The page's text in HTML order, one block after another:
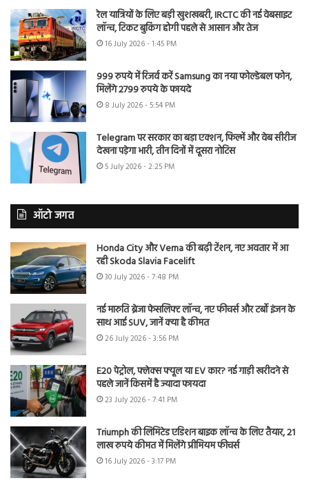
रेल यात्रियों के लिए बड़ी खुशखबरी, IRCTC की नई वेबसाइट
लॉन्च, टिकट बुकिंग होगी पहले से आसान और तेज
16 July 2026 - 1:45 PM
999 रुपये में रिजर्व करें Samsung का नया फोल्डेबल फोन,
मिलेंगे 2799 रुपये के फायदे
8 July 2026 - 5:54 PM
Telegram पर सरकार का बड़ा एक्शन, फिल्में और वेब सीरीज
देखना पड़ेगा भारी, तीन दिनों में दूसरा नोटिस
5 July 2026 - 2:25 PM
ऑटो जगत
Honda City और Verna की बढ़ी टेंशन, नए अवतार में आ
रही Skoda Slavia Facelift
30 July 2026 - 7:48 PM
नई मारुति ब्रेजा फेसलिफ्ट लॉन्च, नए फीचर्स और टर्बो इंजन के
साथ आई SUV, जानें क्या है कीमत
26 July 2026 - 3:56 PM
E20 पेट्रोल, फ्लेक्स फ्यूल या EV कार? नई गाड़ी खरीदने से
पहले जानें किसमें है ज्यादा फायदा
23 July 2026 - 7:41 PM
Triumph की लिमिटेड एडिशन बाइक लॉन्च के लिए तैयार, 21
लाख रुपये कीमत में मिलेंगे प्रीमियम फीचर्स
16 July 2026 - 3:17 PM